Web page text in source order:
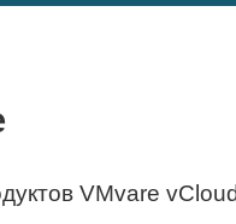
VMvare